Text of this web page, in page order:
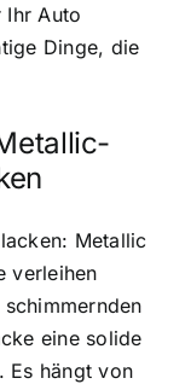
Auto
Dinge, die
Metallic
verleihen
eine solide
Es hängt von